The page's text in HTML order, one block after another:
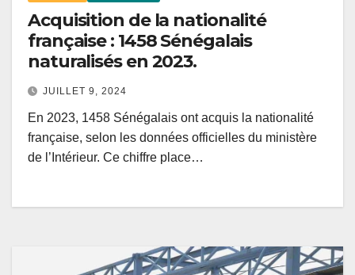
Acquisition de la nationalité
française : 1458 Sénégalais
naturalisés en 2023.
JUILLET 9, 2024
En 2023, 1458 Sénégalais ont acquis la nationalité
française, selon les données officielles du ministère
de l’Intérieur. Ce chiffre place…